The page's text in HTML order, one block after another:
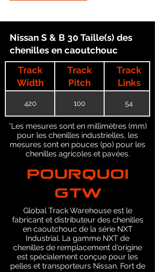
Nissan S & B 30 Taille(s) des
chenilles en caoutchouc
Track
Width
Track
Pitch
Track
Links
420 100 54
*Les mesures sont en millimètres (mm)
pour les chenilles industrielles, les
mesures sont en pouces (po) pour les
chenilles agricoles et pavées.
POURQUOI
GTW
Global Track Warehouse est le
fabricant et distributeur des chenilles
en caoutchouc de la série NXT
Industrial. La gamme NXT de
chenilles de remplacement d'origine
est spécialement conçue pour les
pelles et transporteurs Nissan. Fort de